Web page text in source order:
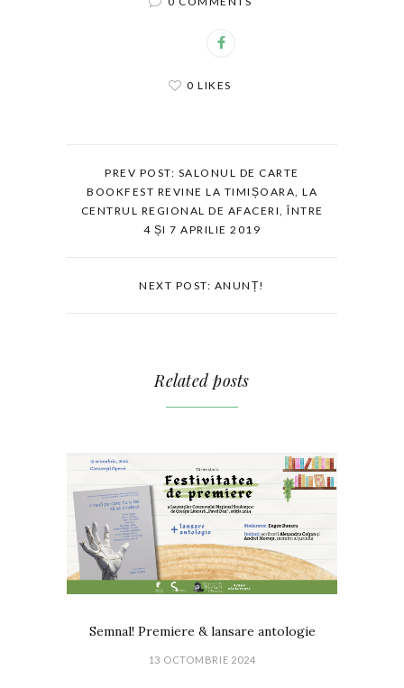
0 LIKES
PREV POST: SALONUL DE CARTE
BOOKFEST REVINE LA TIMIȘOARA, LA
CENTRUL REGIONAL DE AFACERI, ÎNTRE
4 ȘI 7 APRILIE 2019
NEXT POST: ANUNȚ!
Related posts
Semnal! Premiere & lansare antologie
13 OCTOMBRIE 2024